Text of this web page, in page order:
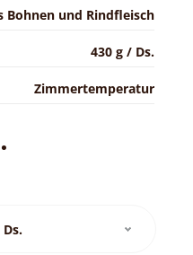
Bohnen und Rindfleisch
430 g / Ds.
Zimmertemperatur